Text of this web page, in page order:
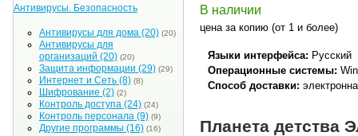
В наличии
цена за копию (от 1 и более)
Языки интерфейса: Русский
Операционные системы:
Способ доставки:
Планета детства
Антивирусы. Безопасность
Антивирусы для дома(20) (20)
Антивирусы для
организаций (20) (20)
Защита информации (29) (29)
Интернет и Сеть(8) (8)
Шифрование (2) (2)
Контроль доступа(24) (24)
Контроль персонала(9) (9)
Другие программы (16) (16)